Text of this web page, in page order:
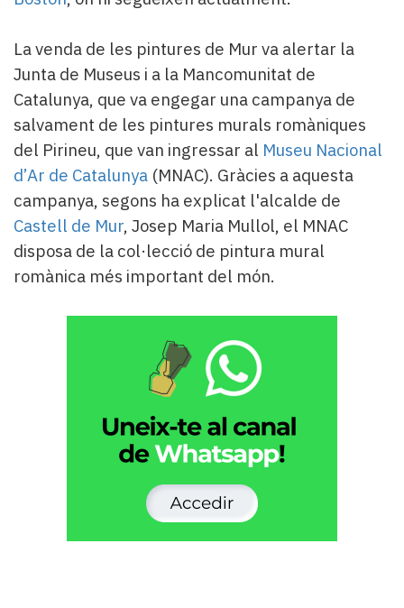
La venda de les pintures de Mur va alertar la
Junta de Museus i a la Mancomunitat de
Catalunya, que va engegar una campanya de
salvament de les pintures murals romàniques
del Pirineu, que van ingressar al Museu Nacional
d’Ar de Catalunya (MNAC). Gràcies a aquesta
campanya, segons ha explicat l'alcalde de
Castell de Mur, Josep Maria Mullol, el MNAC
disposa de la col·lecció de pintura mural
romànica més important del món.